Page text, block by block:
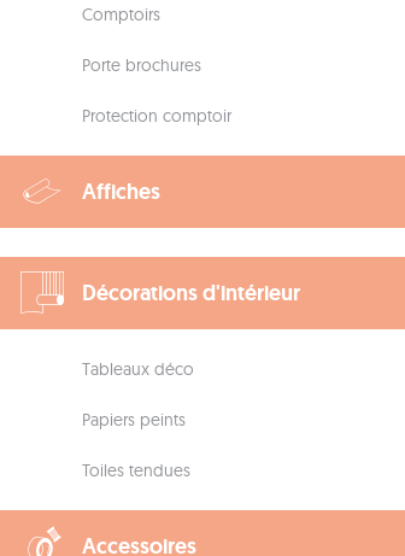
Comptoirs
Porte brochures
Protection comptoir
Affiches
Décorations d'intérieur
Tableaux déco
Papiers peints
Toiles tendues
Accessoires